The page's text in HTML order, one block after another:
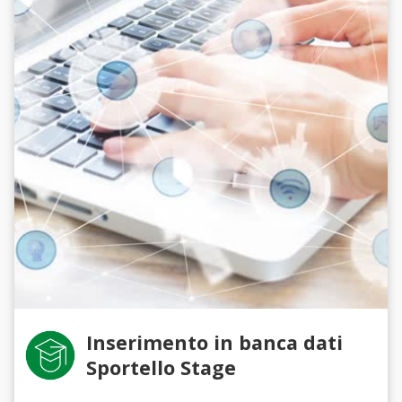
Inserimento in banca dati
Sportello Stage